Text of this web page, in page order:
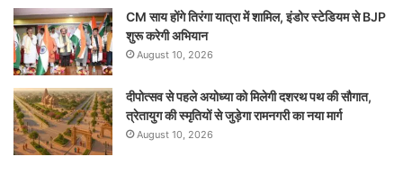
CM साय होंगे तिरंगा यात्रा में शामिल, इंडोर स्टेडियम से BJP
शुरू करेगी अभियान
August 10, 2026
दीपोत्सव से पहले अयोध्या को मिलेगी दशरथ पथ की सौगात,
त्रेतायुग की स्मृतियों से जुड़ेगा रामनगरी का नया मार्ग
August 10, 2026